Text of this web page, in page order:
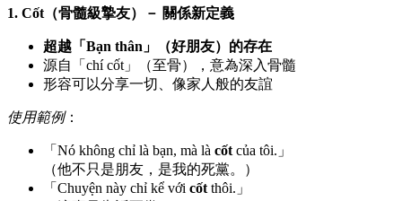
1. Cốt（骨髓級摯友）－ 關係新定義
超越「Bạn thân」（好朋友）的存在
源自「chí cốt」（至骨），意為深入骨髓
形容可以分享一切、像家人般的友誼
使用範例：
「Nó không chỉ là bạn, mà là cốtcủa tôi.」
（他不只是朋友，是我的死黨。）
「Chuyện này chỉ kể với cốtthôi.」